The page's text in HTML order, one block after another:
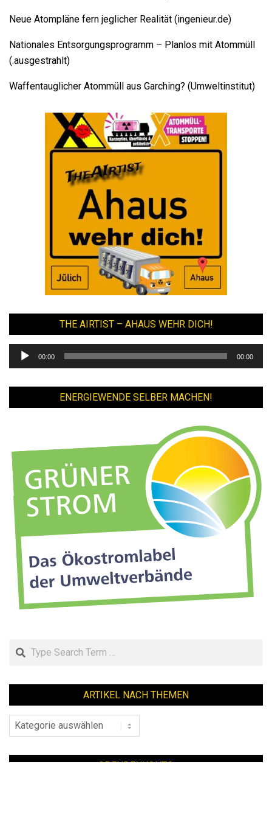
Neue Atompläne fern jeglicher Realität (ingenieur.de)
Nationales Entsorgungsprogramm – Planlos mit Atommüll
(.ausgestrahlt)
Waffentauglicher Atommüll aus Garching? (Umweltinstitut)
THE AIRTIST – AHAUS WEHR DICH!
Audio-
Player
00:00 00:00
ENERGIEWENDE SELBER MACHEN!
Search
ARTIKEL NACH THEMEN
Artikel
nach
SPENDENKONTO